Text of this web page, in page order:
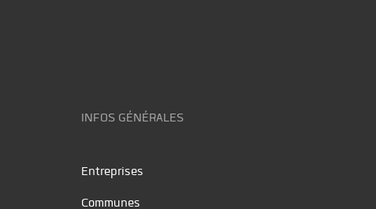
INFOS GÉNÉRALES
Entreprises
Communes